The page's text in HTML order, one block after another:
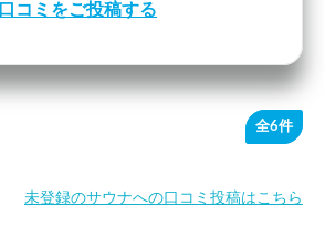
口コミをご投稿する
全6件
未登録のサウナへの口コミ投稿はこちら